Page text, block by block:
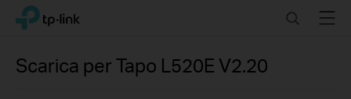
Click
navigation
TP-Link, Reliably Smart SearchMenu
Scarica perTapo L520E V2.20